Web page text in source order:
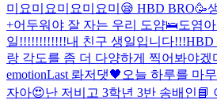
미요미요미요미요미😪 HBD BRO🥳
+어두워야 잘 자는 우리 도얌🛌도염
일!!!!!!!!!!!!내 친구 생일입니다!!!HBD
랑 각도를 좀 더 다양하게 찍어봐야
emotionLast 롸저댓🖤 오늘 하루를 마
자아😍난 저비고 3학년 3반 송배인📘